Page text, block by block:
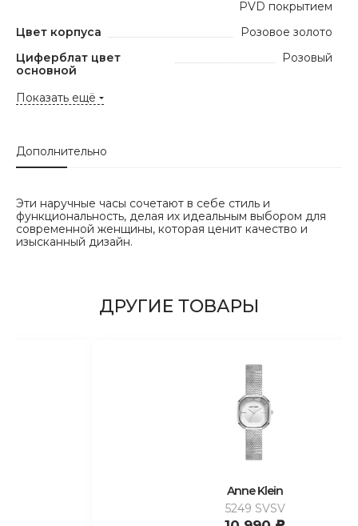
PVD покрытием
Цвет корпуса
Розовое золото
Циферблат цвет
основной
Розовый
Показать ещё
Дополнительно
Эти наручные часы сочетают в себе стиль и
функциональность, делая их идеальным выбором для
современной женщины, которая ценит качество и
изысканный дизайн.
ДРУГИЕ ТОВАРЫ